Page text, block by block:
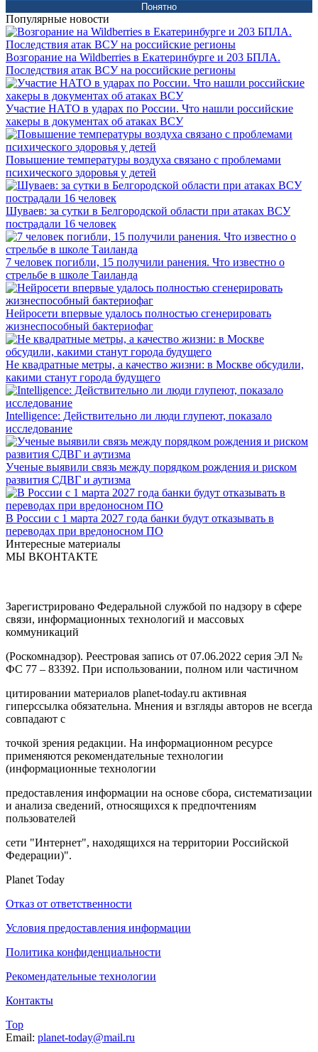
Понятно
Популярные новости
Возгорание на Wildberries в Екатеринбурге и 203 БПЛА.
Последствия атак ВСУ на российские регионы
Участие НАТО в ударах по России. Что нашли российские
хакеры в документах об атаках ВСУ
Повышение температуры воздуха связано с проблемами
психического здоровья у детей
Шуваев: за сутки в Белгородской области при атаках ВСУ
пострадали 16 человек
7 человек погибли, 15 получили ранения. Что известно о
стрельбе в школе Таиланда
Нейросети впервые удалось полностью сгенерировать
жизнеспособный бактериофаг
Не квадратные метры, а качество жизни: в Москве обсудили,
какими станут города будущего
Intelligence: Действительно ли люди глупеют, показало
исследование
Ученые выявили связь между порядком рождения и риском
развития СДВГ и аутизма
В России с 1 марта 2027 года банки будут отказывать в
переводах при вредоносном ПО
Интересные материалы
МЫ ВКОНТАКТЕ
Зарегистрировано Федеральной службой по надзору в сфере
связи, информационных технологий и массовых
коммуникаций
(Роскомнадзор). Реестровая запись от 07.06.2022 серия ЭЛ №
ФС 77 – 83392. При использовании, полном или частичном
цитировании материалов planet-today.ru активная
гиперссылка обязательна. Мнения и взгляды авторов не всегда
совпадают с
точкой зрения редакции. На информационном ресурсе
применяются рекомендательные технологии
(информационные технологии
предоставления информации на основе сбора, систематизации
и анализа сведений, относящихся к предпочтениям
пользователей
сети "Интернет", находящихся на территории Российской
Федерации)".
Planet Today
Отказ от ответственности
Условия предоставления информации
Политика конфиденциальности
Рекомендательные технологии
Контакты
Top
Email: planet-today@mail.ru